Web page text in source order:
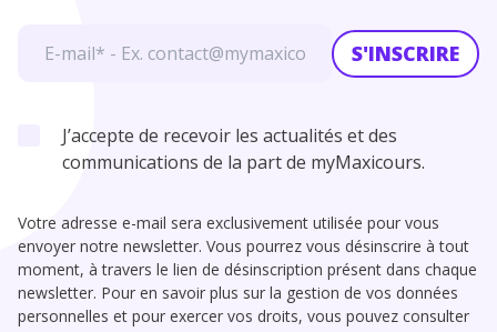
S'INSCRIRE
J’accepte de recevoir les actualités et des
communications de la part de myMaxicours.
Votre adresse e-mail sera exclusivement utilisée pour vous
envoyer notre newsletter. Vous pourrez vous désinscrire à tout
moment, à travers le lien de désinscription présent dans chaque
newsletter. Pour en savoir plus sur la gestion de vos données
personnelles et pour exercer vos droits, vous pouvez consulter